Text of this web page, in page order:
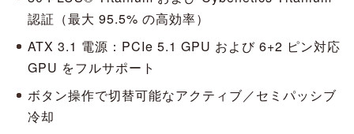
認証（最大 95.5% の高効率）
ATX 3.1 電源：PCIe 5.1 GPU および 6+2 ピン対応
GPU をフルサポート
ボタン操作で切替可能なアクティブ／セミパッシブ
冷却